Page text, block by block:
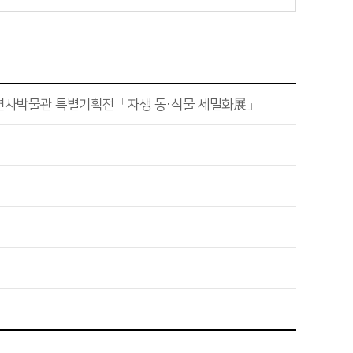
사박물관 특별기획전「자생 동·식물 세밀화展」